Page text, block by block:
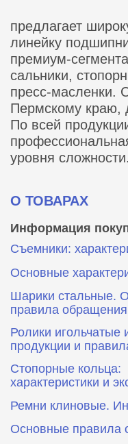
предлагает
линейку
премиум-
сальники,
пресс-масленки.
Пермскому краю,
По всей
уровня сложности.
О ТОВАРАХ
Информация
Съемники:
Основные
Шарики стальные.
правила обращения
Ролики игольчатые
продукции и
Стопорные кольца:
характеристики и
Ремни клиновые.
Основные правила